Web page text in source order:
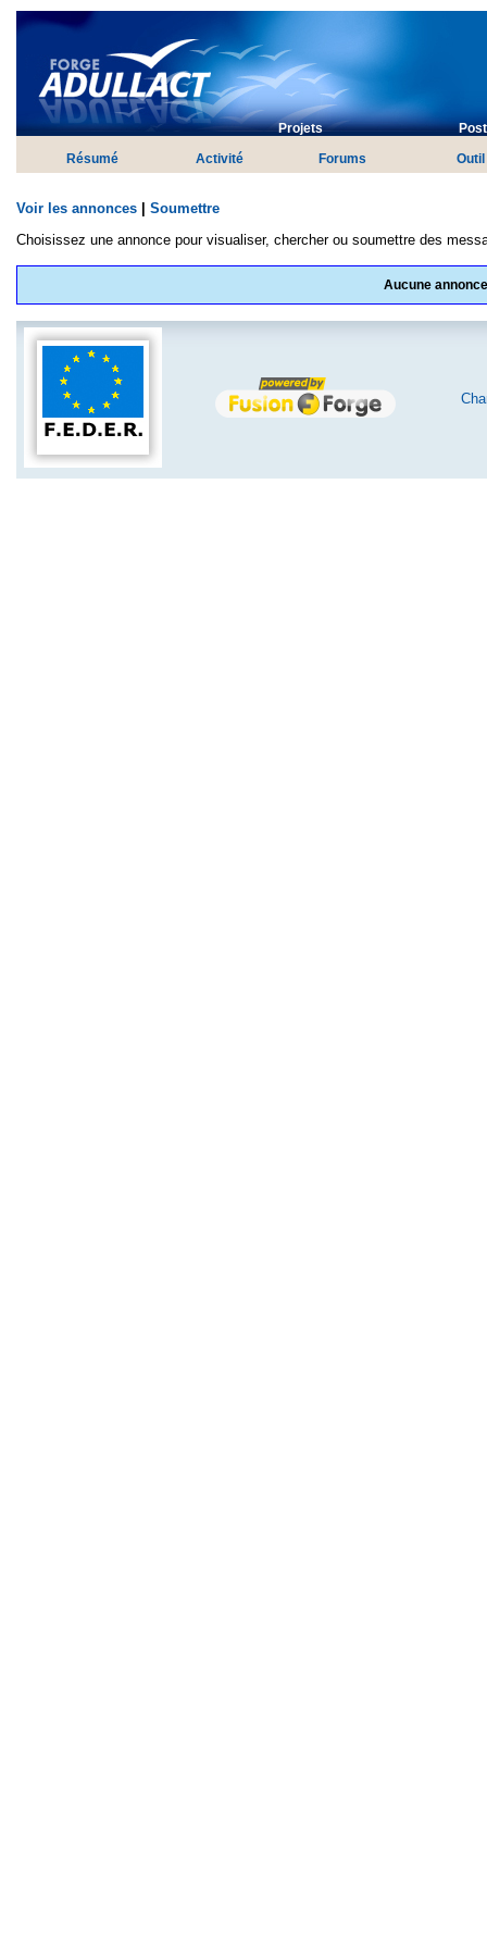
Projets
Résumé Activité Forums
Voir les annonces | Soumettre
Choisissez une annonce pour visualiser, chercher ou soumettre des
Aucune